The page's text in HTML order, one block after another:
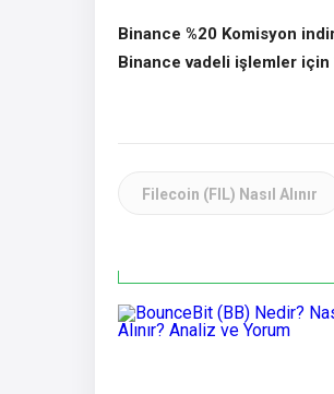
Binance %20 Komisyon
Binance vadeli işlemler
Filecoin (FIL) Nasıl Alınır